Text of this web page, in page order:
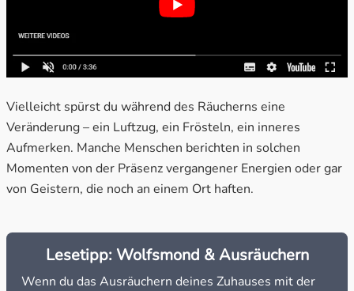
Vielleicht spürst du während des Räucherns eine
Veränderung – ein Luftzug, ein Frösteln, ein inneres
Aufmerken. Manche Menschen berichten in solchen
Momenten von der Präsenz vergangener Energien oder gar
von Geistern, die noch an einem Ort haften.
Lesetipp: Wolfsmond & Ausräuchern
Wenn du das Ausräuchern deines Zuhauses mit der